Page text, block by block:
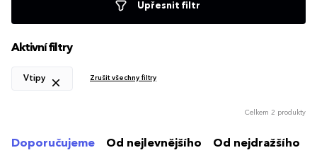
Upřesnit filtr
Aktivní filtry
Vtipy Zrušit všechny filtry
Celkem 2 produkty
Doporučujeme Od nejlevnějšího Od nejdražšího